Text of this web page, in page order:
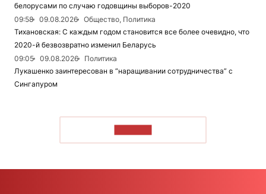
белорусами по случаю годовщины выборов-2020
09:58
09.08.2026
Общество, Политика
Тихановская: С каждым годом становится все более очевидно, что
2020-й безвозвратно изменил Беларусь
09:05
09.08.2026
Политика
Лукашенко заинтересован в “наращивании сотрудничества” с
Сингапуром